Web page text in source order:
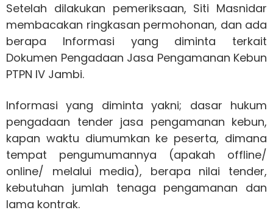
Setelah dilakukan pemeriksaan, Siti Masnidar
membacakan ringkasan permohonan, dan ada
berapa Informasi yang diminta terkait
Dokumen Pengadaan Jasa Pengamanan Kebun
PTPN IV Jambi.
Informasi yang diminta yakni; dasar hukum
pengadaan tender jasa pengamanan kebun,
kapan waktu diumumkan ke peserta, dimana
tempat pengumumannya (apakah offline/
online/ melalui media), berapa nilai tender,
kebutuhan jumlah tenaga pengamanan dan
lama kontrak.